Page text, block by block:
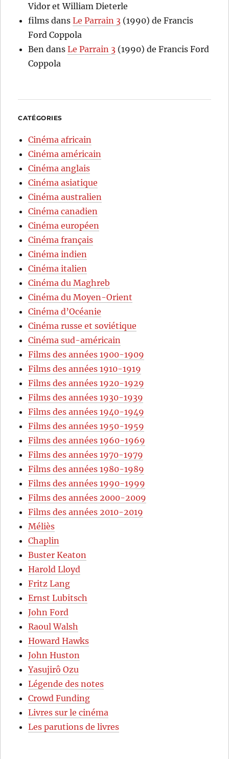
Vidor et William Dieterle
films dansLe Parrain 3 (1990) de Francis
Ford Coppola
Ben dansLe Parrain 3 (1990) de Francis Ford
Coppola
CATÉGORIES
Cinéma africain
Cinéma américain
Cinéma anglais
Cinéma asiatique
Cinéma australien
Cinéma canadien
Cinéma européen
Cinéma français
Cinéma indien
Cinéma italien
Cinéma du Maghreb
Cinéma du Moyen-Orient
Cinéma d’Océanie
Cinéma russe et soviétique
Cinéma sud-américain
Films des années 1900-1909
Films des années 1910-1919
Films des années 1920-1929
Films des années 1930-1939
Films des années 1940-1949
Films des années 1950-1959
Films des années 1960-1969
Films des années 1970-1979
Films des années 1980-1989
Films des années 1990-1999
Films des années 2000-2009
Films des années 2010-2019
Méliès
Chaplin
Buster Keaton
Harold Lloyd
Fritz Lang
Ernst Lubitsch
John Ford
Raoul Walsh
Howard Hawks
John Huston
Yasujirô Ozu
Légende des notes
Crowd Funding
Livres sur le cinéma
Les parutions de livres